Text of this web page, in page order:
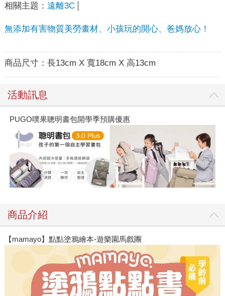
相關主題： 遠離3C
無添加有害物質美勞畫材、小孩玩的開心、爸媽放心！
商品尺寸： 長13cm X 寬18cm X 高13cm
活動訊息
PUGO噗果聰明書包開學季預購優惠
商品介紹
【mamayo】點點塗鴉繪本-遊樂園馬戲團